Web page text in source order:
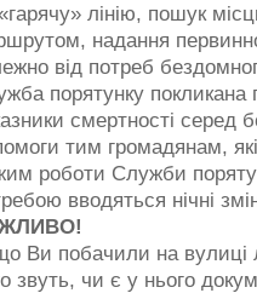
лінію, пошук
надання
від потреб
порятунку покликана
смертності серед
тим громадянам,
роботи Служби
вводяться нічні
Ви побачили на вулиці
звуть, чи є у нього